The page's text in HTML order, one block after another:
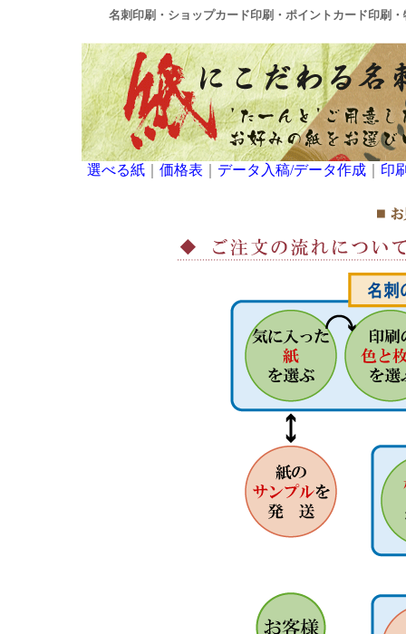
名刺印刷・ショップカード印刷・ポイントカード印刷
選べる紙 価格表 データ入稿/データ作成 印